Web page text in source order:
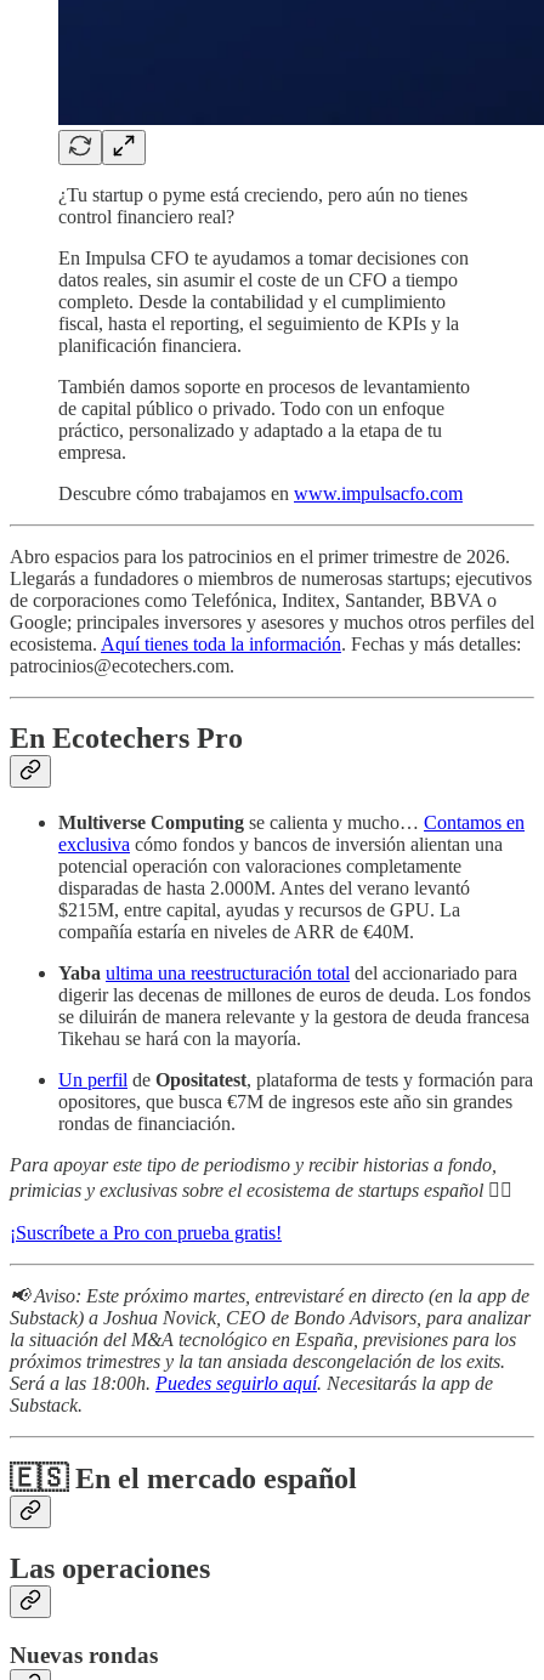
¿Tu startup o pyme está creciendo, pero aún no tienes
control financiero real?
En Impulsa CFO te ayudamos a tomar decisiones con
datos reales, sin asumir el coste de un CFO a tiempo
completo. Desde la contabilidad y el cumplimiento
fiscal, hasta el reporting, el seguimiento de KPIs y la
planificación financiera.
También damos soporte en procesos de levantamiento
de capital público o privado. Todo con un enfoque
práctico, personalizado y adaptado a la etapa de tu
empresa.
Descubre cómo trabajamos en www.impulsacfo.com
Abro espacios para los patrocinios en el primer trimestre de 2026.
Llegarás a fundadores o miembros de numerosas startups; ejecutivos
de corporaciones como Telefónica, Inditex, Santander, BBVA o
Google; principales inversores y asesores y muchos otros perfiles del
ecosistema. Aquí tienes toda la información. Fechas y más detalles:
patrocinios@ecotechers.com.
En Ecotechers Pro
Multiverse Computing se calienta y mucho… Contamos en
exclusiva cómo fondos y bancos de inversión alientan una
potencial operación con valoraciones completamente
disparadas de hasta 2.000M. Antes del verano levantó
$215M, entre capital, ayudas y recursos de GPU. La
compañía estaría en niveles de ARR de €40M.
Yaba ultima una reestructuración total del accionariado para
digerir las decenas de millones de euros de deuda. Los fondos
se diluirán de manera relevante y la gestora de deuda francesa
Tikehau se hará con la mayoría.
Un perfil de Opositatest, plataforma de tests y formación para
opositores, que busca €7M de ingresos este año sin grandes
rondas de financiación.
Para apoyar este tipo de periodismo y recibir historias a fondo,
primicias y exclusivas sobre el ecosistema de startups español 👇🏻
¡Suscríbete a Pro con prueba gratis!
📢 Aviso: Este próximo martes, entrevistaré en directo (en la app de
Substack) a Joshua Novick, CEO de Bondo Advisors, para analizar
la situación del M&A tecnológico en España, previsiones para los
próximos trimestres y la tan ansiada descongelación de los exits.
Será a las 18:00h. Puedes seguirlo aquí. Necesitarás la app de
Substack.
🇪🇸 En el mercado español
Las operaciones
Nuevas rondas